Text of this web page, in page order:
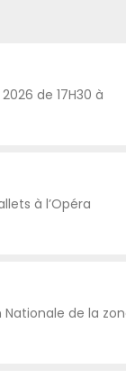
de 17H30 à
à l’Opéra
Nationale de la